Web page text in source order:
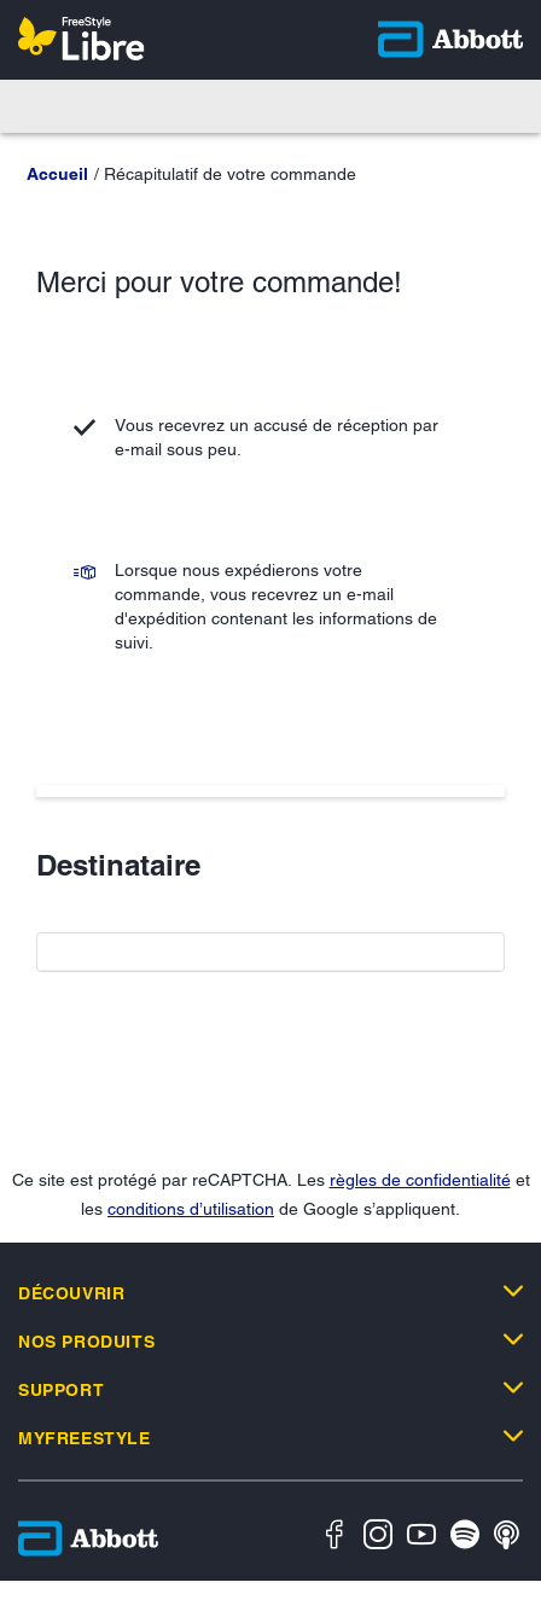
Accueil Récapitulatif de votre commande
Merci pour votre commande!
Vous recevrez un accusé de réception par
e-mail sous peu.
Lorsque nous expédierons votre
commande, vous recevrez un e-mail
d'expédition contenant les informations de
suivi.
Destinataire
Ce site est protégé par reCAPTCHA. Les règles de confidentialitéet
les conditions d’utilisation de Google s’appliquent.
DÉCOUVRIR
NOS PRODUITS
SUPPORT
MYFREESTYLE